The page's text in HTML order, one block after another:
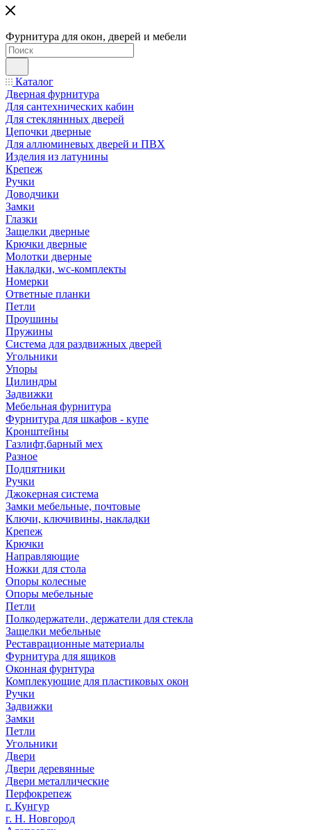
Фурнитура для окон, дверей и мебели
Каталог
Дверная фурнитура
Для сантехнических кабин
Для стекляннных дверей
Цепочки дверные
Для аллюминевых дверей и ПВХ
Изделия из латунины
Крепеж
Ручки
Доводчики
Замки
Глазки
Защелки дверные
Крючки дверные
Молотки дверные
Накладки, wc-комплекты
Номерки
Ответные планки
Петли
Проушины
Пружины
Система для раздвижных дверей
Угольники
Упоры
Цилиндры
Задвижки
Мебельная фурнитура
Фурнитура для шкафов - купе
Кронштейны
Газлифт,барный мех
Разное
Подпятники
Ручки
Джокерная система
Замки мебельные, почтовые
Ключи, ключивины, накладки
Крепеж
Крючки
Направляющие
Ножки для стола
Опоры колесные
Опоры мебельные
Петли
Полкодержатели, держатели для стекла
Защелки мебельные
Реставрационные материалы
Фурнитура для ящиков
Оконная фурнтура
Комплекующие для пластиковых окон
Ручки
Задвижки
Замки
Петли
Угольники
Двери
Двери деревянные
Двери металлические
Перфокрепеж
г. Кунгур
г. Н. Новгород